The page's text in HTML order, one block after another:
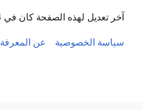
آخر تعديل لهذه الصفحة كان في 08:24, 15 مارس 2010.
سياسة الخصوصية عن المعرفة